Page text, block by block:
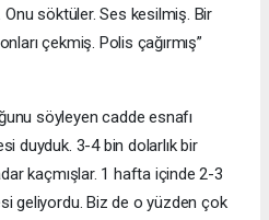
Onu söktüler. Ses kesilmiş. Bir
çekmiş. Polis çağırmış”
söyleyen cadde esnafı
duyduk. 3-4 bin dolarlık bir
kaçmışlar. 1 hafta içinde 2-3
geliyordu. Biz de o yüzden çok